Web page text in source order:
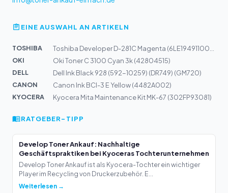
EINE AUSWAHL AN ARTIKELN
TOSHIBA
OKI
Oki Toner C 3100 Cyan 3k (42804515)
DELL
Dell Ink Black 928 (592-10259) (DR749) (GM720)
CANON
Canon Ink BCI-3 E Yellow (4482A002)
KYOCERA
Kyocera Mita Maintenance Kit MK-67 (302FP93081)
RATGEBER-TIPP
Develop Toner Ankauf: Nachhaltige
Geschäftspraktiken bei Kyoceras Tochterunternehmen
Develop Toner Ankauf ist als Kyocera-Tochter ein wichtiger
Player im Recycling von Druckerzubehör. E...
Weiterlesen →